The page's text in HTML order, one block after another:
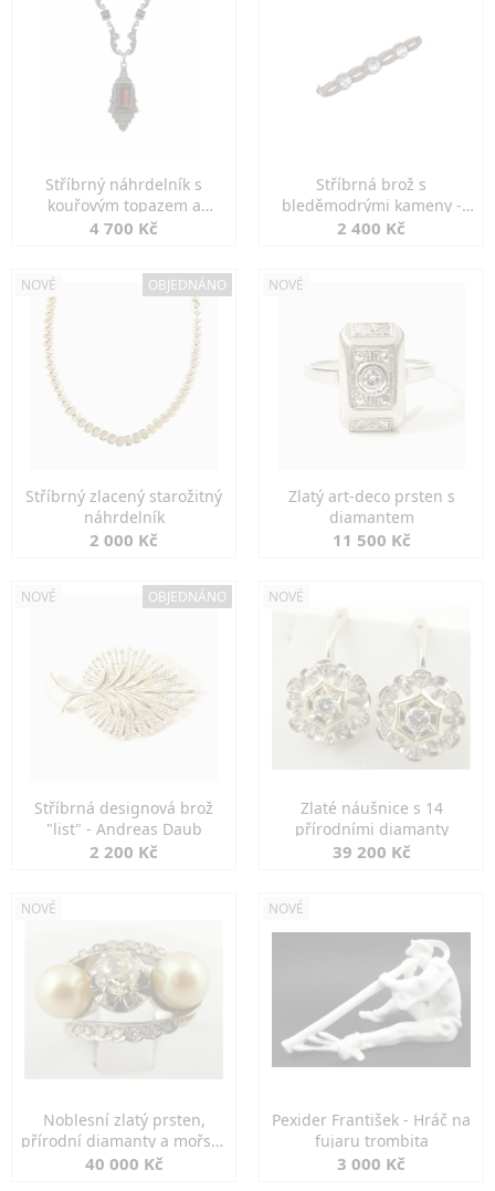
Stříbrný náhrdelník s
kouřovým topazem a
markazity
4 700 Kč
Stříbrná brož s
bleděmodrými kameny -
jemná elegance
2 400 Kč
NOVÉ OBJEDNÁNO
Stříbrný zlacený starožitný
náhrdelník
2 000 Kč
NOVÉ
Zlatý art-deco prsten s
diamantem
11 500 Kč
NOVÉ OBJEDNÁNO
Stříbrná designová brož
"list" - Andreas Daub
2 200 Kč
NOVÉ
Zlaté náušnice s 14
přírodními diamanty
39 200 Kč
NOVÉ
Noblesní zlatý prsten,
přírodní diamanty a mořské
perly
40 000 Kč
NOVÉ
Pexider František - Hráč na
fujaru trombita
3 000 Kč